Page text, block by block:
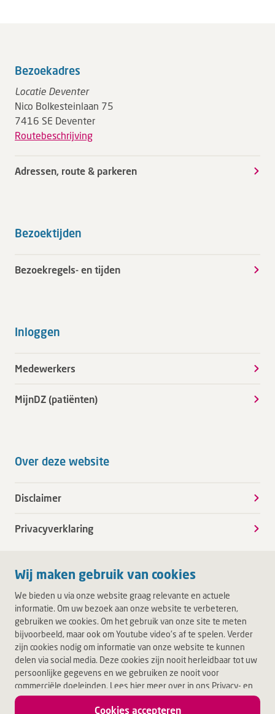
Wij maken gebruik van cookies
We bieden u via onze website graag relevante en actuele
informatie. Om uw bezoek aan onze website te verbeteren,
gebruiken we cookies. Om het gebruik van onze site te meten
bijvoorbeeld, maar ook om Youtube video's af te spelen. Verder
zijn cookies nodig om informatie van onze website te kunnen
delen via social media. Deze cookies zijn nooit herleidbaar tot uw
persoonlijke gegevens en we gebruiken ze nooit voor
commerciële doeleinden. Lees hier meer over in ons Privacy- en
Cookiebeleid. Door op Akkoord te klikken, accepteert u alle
Cookies accepteren
Bezoekadres
Locatie Deventer
Nico Bolkesteinlaan 75
7416 SE Deventer
Routebeschrijving
Adressen, route & parkeren
Bezoektijden
Bezoekregels- en tijden
Inloggen
Medewerkers
MijnDZ (patiënten)
Over deze website
Disclaimer
Privacyverklaring